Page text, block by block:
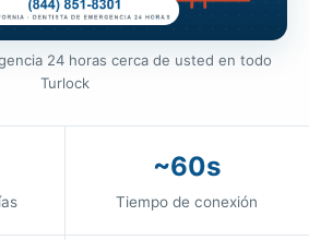
24 horas cerca de usted en todo
Turlock
~60s
Tiempo de conexión